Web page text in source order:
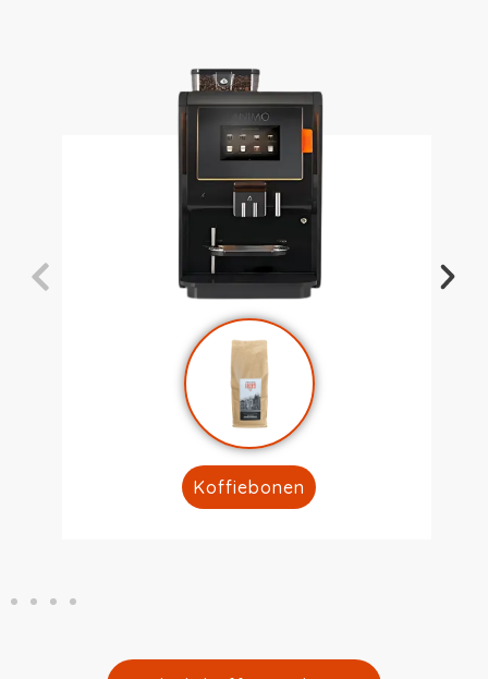
Koffiebonen